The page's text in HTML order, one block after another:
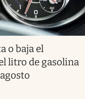
o baja el
litro de gasolina